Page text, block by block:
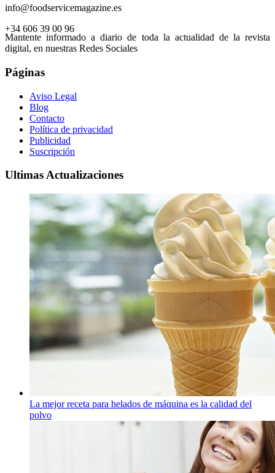
info@foodservicemagazine.es
+34 606 39 00 96
Mantente informado a diario de toda la actualidad de la revista
digital, en nuestras Redes Sociales
Páginas
Aviso Legal
Blog
Contacto
Política de privacidad
Publicidad
Suscripción
Ultimas Actualizaciones
La mejor receta para helados de máquina es la calidad del
polvo